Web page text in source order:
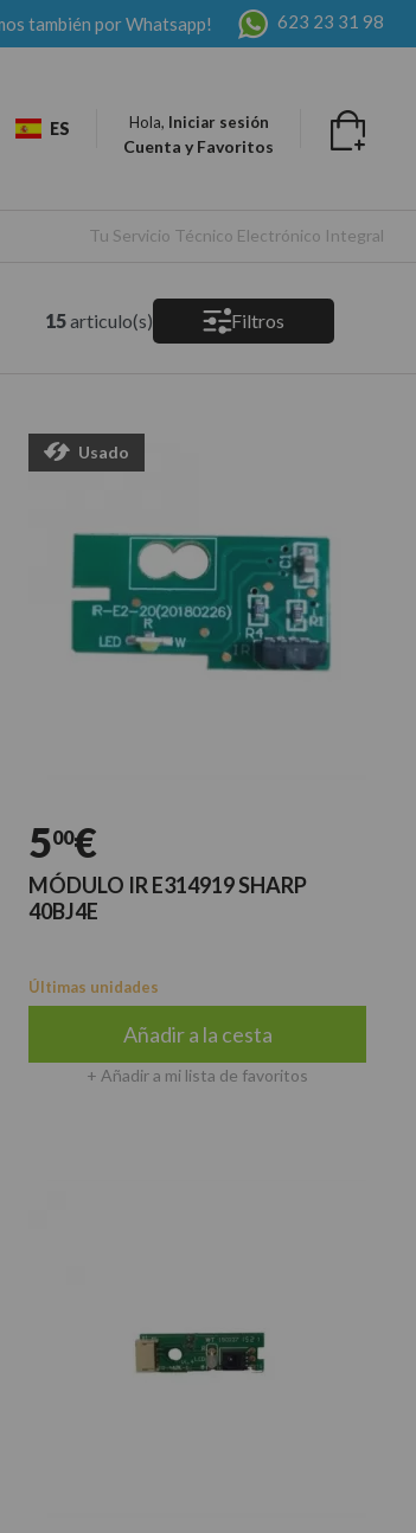
también por Whatsapp! 623 23 31 98
ES Hola, Iniciar sesión
Cuenta y Favoritos
Tu Servicio Técnico Electrónico Integral
15articulo(s) Filtros
Usado
500€
MÓDULO IR E314919 SHARP
40BJ4E
Últimas unidades
Añadir a la cesta
+ Añadir a mi lista de favoritos